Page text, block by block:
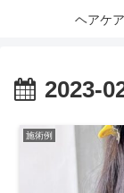
ヘアケア
2023-
施術例